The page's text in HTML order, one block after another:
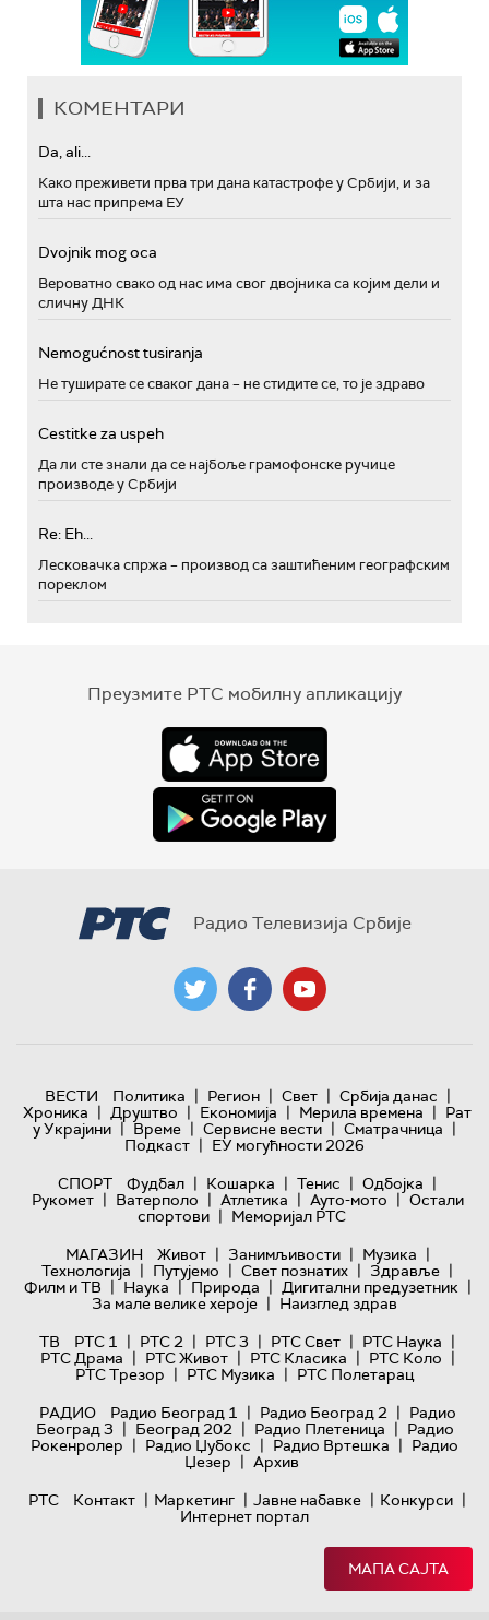
КОМЕНТАРИ
Da, ali...
Како преживети прва три дана катастрофе у Србији, и за
шта нас припрема ЕУ
Dvojnik mog oca
Вероватно свако од нас има свог двојника са којим дели и
сличну ДНК
Nemogućnost tusiranja
Не туширате се сваког дана – не стидите се, то је здраво
Cestitke za uspeh
Да ли сте знали да се најбоље грамофонске ручице
производе у Србији
Re: Eh...
Лесковачка спржа – производ са заштићеним географским
пореклом
Преузмите РТС мобилну апликацију
Радио Телевизија Србије
ВЕСТИ Политика | Регион | Свет | Србија данас |
Хроника | Друштво | Економија | Мерила времена | Рат
у Украјини | Време | Сервисне вести | Сматрачница |
Подкаст | ЕУ могућности 2026
СПОРТ
Фудбал | Кошарка | Тенис | Одбојка |
Рукомет | Ватерполо | Атлетика | Ауто-мото | Остали
спортови | Меморијал РТС
МАГАЗИН
Живот | Занимљивости | Музика |
Технологијa | Путујемо | Свет познатих | Здравље |
Филм и ТВ | Наука | Природа | Дигитални предузетник |
За мале велике хероје | Наизглед здрав
ТВ
РТС 1 | РТС 2 | РТС 3 | РТС Свет | РТС Наука |
РТС Драма | РТС Живот | РТС Класика | РТС Коло |
РТС Трезор | РТС Музика | РТС Полетарац
РАДИО
Радио Београд 1 | Радио Београд 2 | Радио
Београд 3 | Београд 202 | Радио Плетеница | Радио
Рокенролер | Радио Џубокс | Радио Вртешка | Радио
Џезер | Архив
РТС
Контакт | Маркетинг | Јавне набавке | Конкурси |
Интернет портал
МАПА САЈТА